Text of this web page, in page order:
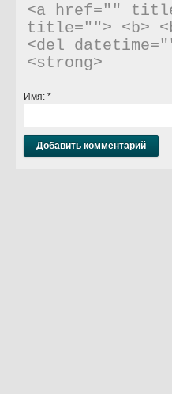
<a href=""
title=""> <b>
<del
<strong>
Имя: *